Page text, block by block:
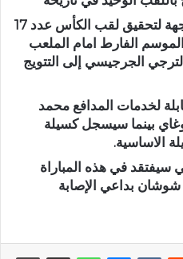
ويسعى الترجي في هذه المواجهة لتحقيق لقب الكأس عدد 17
الموسم الفارط امام الملعب
الجرجيسي إلى التتويج
لخدمات المدافع محمد
بينما سيسجل كسيلة
الاساسية.
سيفتقد في هذه المباراة
بداعي الإصابة